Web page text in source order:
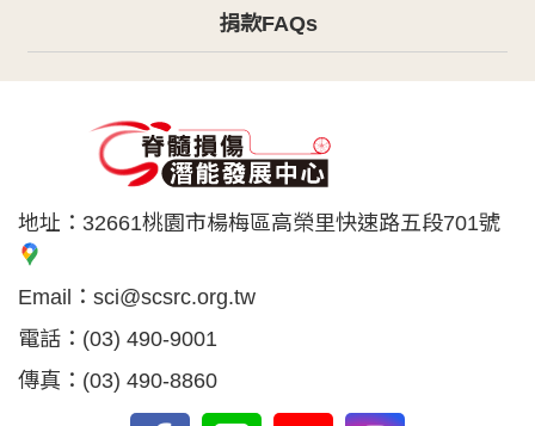
捐款FAQs
地址： 32661桃園市楊梅區高榮里快速路五段701號
Email： sci@scsrc.org.tw
電話： (03) 490-9001
傳真： (03) 490-8860